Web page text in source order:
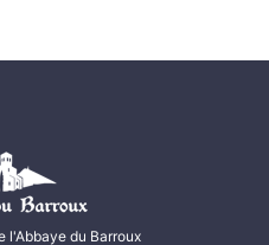
l'Abbaye du Barroux